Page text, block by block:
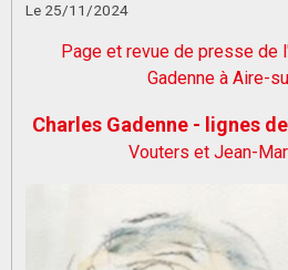
Le 25/11/2024
Page et revue de presse de
Gadenne à Aire-
Charles Gadenne - lignes
Vouters et Jean-